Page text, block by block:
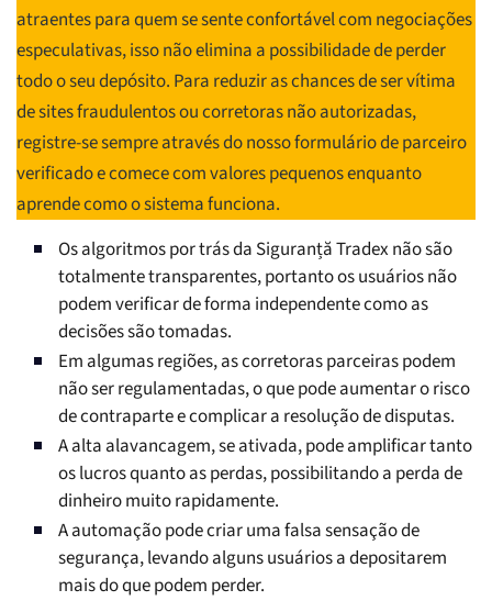
atraentes para quem se sente confortável com negociações
especulativas, isso não elimina a possibilidade de perder
todo o seu depósito. Para reduzir as chances de ser vítima
de sites fraudulentos ou corretoras não autorizadas,
registre-se sempre através do nosso formulário de parceiro
verificado e comece com valores pequenos enquanto
aprende como o sistema funciona.
Os algoritmos por trás da Siguranță Tradex não são
totalmente transparentes, portanto os usuários não
podem verificar de forma independente como as
decisões são tomadas.
Em algumas regiões, as corretoras parceiras podem
não ser regulamentadas, o que pode aumentar o risco
de contraparte e complicar a resolução de disputas.
A alta alavancagem, se ativada, pode amplificar tanto
os lucros quanto as perdas, possibilitando a perda de
dinheiro muito rapidamente.
A automação pode criar uma falsa sensação de
segurança, levando alguns usuários a depositarem
mais do que podem perder.